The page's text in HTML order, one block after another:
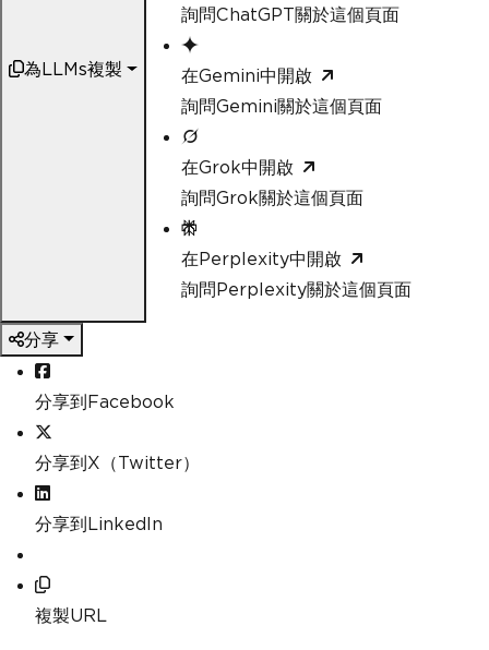
為LLMs複製
詢問ChatGPT關於這個頁面
在Gemini中開啟
詢問Gemini關於這個頁面
在Grok中開啟
詢問Grok關於這個頁面
在Perplexity中開啟
詢問Perplexity關於這個頁面
分享
分享到Facebook
分享到X（Twitter）
分享到LinkedIn
複製URL